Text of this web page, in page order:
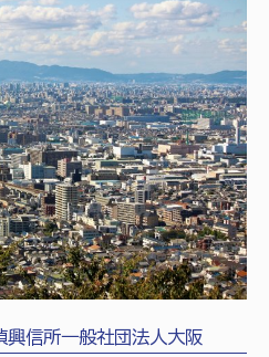
興信所一般社団法人大阪